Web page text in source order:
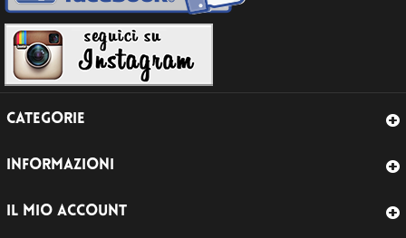
CATEGORIE
INFORMAZIONI
IL MIO ACCOUNT